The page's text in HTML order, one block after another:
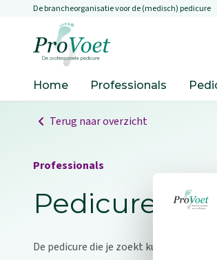
Overslaan en naar de inhoud gaan
De brancheorganisatie voor de (medisch) pedicure
Home Professionals
Terug naar overzicht
Professionals
Pedicure
De pedicure die je zoekt kunnen we